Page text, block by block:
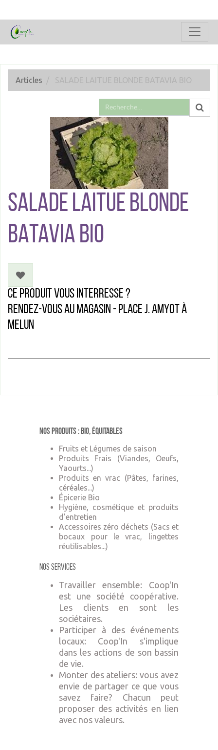
Articles SALADE LAITUE BLONDE BATAVIA BIO
SALADE LAITUE BLONDE
BATAVIA BIO
Ce produit vous interresse ?
Rendez-vous au magasin - Place J. Amyot à
Melun
Nos produits : Bio, équitables
Fruits et Légumes de saison
Produits Frais (Viandes, Oeufs,
Yaourts...)
Produits en vrac (Pâtes, farines,
céréales...)
Épicerie Bio
Hygiène, cosmétique et produits
d'entretien
Accessoires zéro déchets (Sacs et
bocaux pour le vrac, lingettes
réutilisables...)
Nos Services
Travailler ensemble: Coop'In
est une société coopérative.
Les clients en sont les
sociétaires.
Participer à des événements
locaux: Coop'In s'implique
dans les actions de son bassin
de vie.
Monter des ateliers: vous avez
envie de partager ce que vous
savez faire? Chacun peut
proposer des activités en lien
avec nos valeurs.